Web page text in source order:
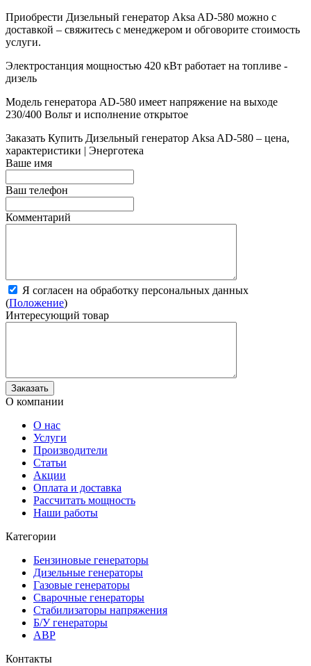
Приобрести Дизельный генератор Aksa AD-580 можно с
доставкой – свяжитесь с менеджером и обговорите стоимость
услуги.
Электростанция мощностью 420 кВт работает на топливе -
дизель
Модель генератора AD-580 имеет напряжение на выходе
230/400 Вольт и исполнение открытое
Заказать Купить Дизельный генератор Aksa AD-580 – цена,
характеристики | Энерготека
Ваше имя
Ваш телефон
Комментарий
Я согласен на обработку персональных данных
(Положение)
Интересующий товар
О компании
О нас
Услуги
Производители
Статьи
Акции
Оплата и доставка
Рассчитать мощность
Наши работы
Категории
Бензиновые генераторы
Дизельные генераторы
Газовые генераторы
Сварочные генераторы
Стабилизаторы напряжения
Б/У генераторы
АВР
Контакты